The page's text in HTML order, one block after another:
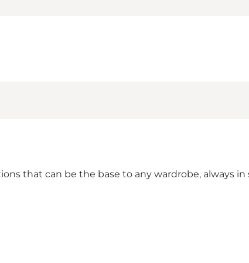
that can be the base to any wardrobe, always